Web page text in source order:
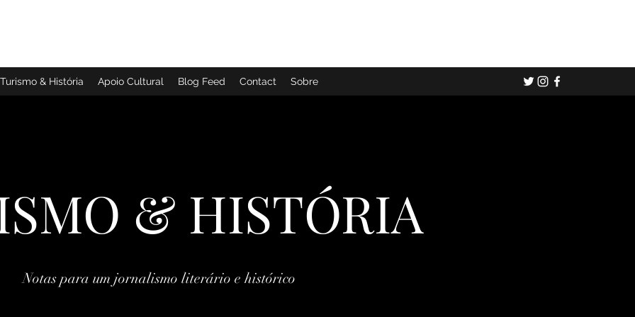
Turismo & História Apoio Cultural Blog Feed Contact Sobre
& HISTÓRIA
Notas para um jornalismo literário e histórico